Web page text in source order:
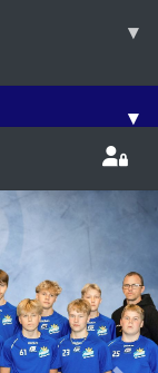
▾
▾